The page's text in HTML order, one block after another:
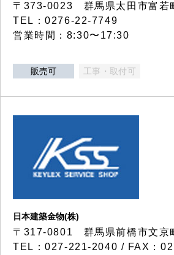
〒373-0023 群馬県太田市富若
TEL：0276-22-7749
営業時間：8:30〜17:30
販売可 工事・取付可
日本建築金物(株)
〒317‐0801 群馬県前橋市文京
TEL：027-221-2040 / FAX：